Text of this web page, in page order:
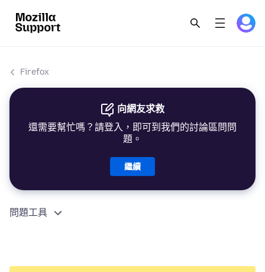
Firefox
向網友求救
還需要幫忙嗎？請登入，即可到我們的討論區問問
題。
繼續
問題工具